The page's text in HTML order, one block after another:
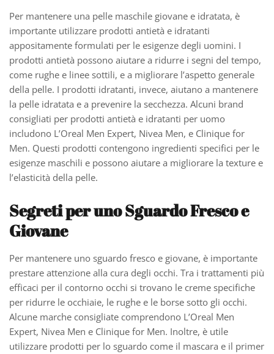
Per mantenere una pelle maschile giovane e idratata, è
importante utilizzare prodotti antietà e idratanti
appositamente formulati per le esigenze degli uomini. I
prodotti antietà possono aiutare a ridurre i segni del tempo,
come rughe e linee sottili, e a migliorare l’aspetto generale
della pelle. I prodotti idratanti, invece, aiutano a mantenere
la pelle idratata e a prevenire la secchezza. Alcuni brand
consigliati per prodotti antietà e idratanti per uomo
includono L’Oreal Men Expert, Nivea Men, e Clinique for
Men. Questi prodotti contengono ingredienti specifici per le
esigenze maschili e possono aiutare a migliorare la texture e
l’elasticità della pelle.
Segreti per uno Sguardo Fresco e
Giovane
Per mantenere uno sguardo fresco e giovane, è importante
prestare attenzione alla cura degli occhi. Tra i trattamenti più
efficaci per il contorno occhi si trovano le creme specifiche
per ridurre le occhiaie, le rughe e le borse sotto gli occhi.
Alcune marche consigliate comprendono L’Oreal Men
Expert, Nivea Men e Clinique for Men. Inoltre, è utile
utilizzare prodotti per lo sguardo come il mascara e il primer